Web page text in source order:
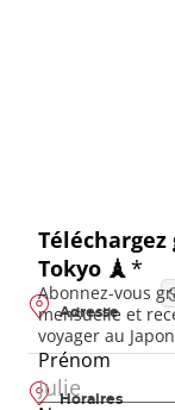
Adresse
Horaires